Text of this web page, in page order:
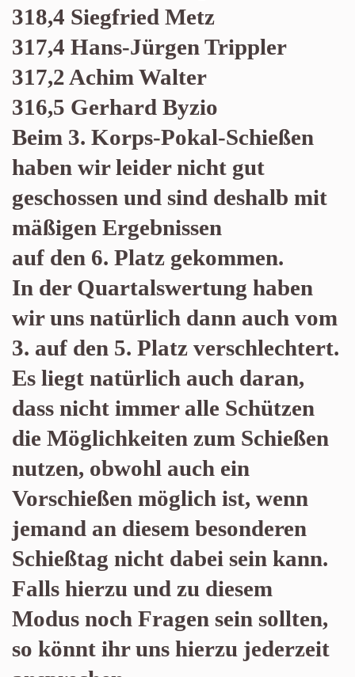
318,4 Siegfried Metz
317,4 Hans-Jürgen Trippler
317,2 Achim Walter
316,5 Gerhard Byzio
Beim 3. Korps-Pokal-Schießen
haben wir leider nicht gut
geschossen und sind deshalb mit
mäßigen Ergebnissen
auf den 6. Platz gekommen.
In der Quartalswertung haben
wir uns natürlich dann auch vom
3. auf den 5. Platz verschlechtert.
Es liegt natürlich auch daran,
dass nicht immer alle Schützen
die Möglichkeiten zum Schießen
nutzen, obwohl auch ein
Vorschießen möglich ist, wenn
jemand an diesem besonderen
Schießtag nicht dabei sein kann.
Falls hierzu und zu diesem
Modus noch Fragen sein sollten,
so könnt ihr uns hierzu jederzeit